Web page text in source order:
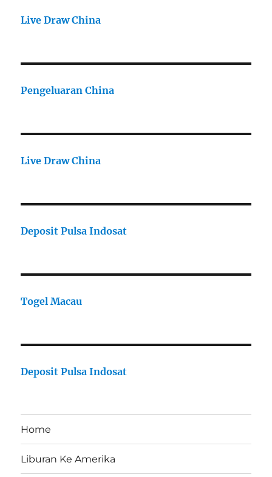
Live Draw China
Pengeluaran China
Live Draw China
Deposit Pulsa Indosat
Togel Macau
Deposit Pulsa Indosat
Home
Liburan Ke Amerika